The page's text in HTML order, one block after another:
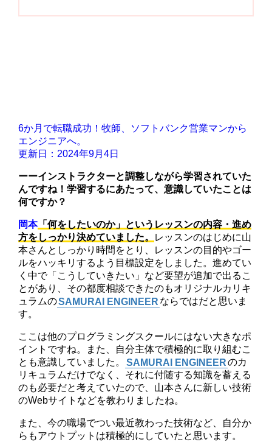
6か月で転職成功！牧師、ソフトバンク営業マンから
エンジニアへ。
更新日：2024年9月4日
ーーインストラクターと調整しながら学習されていた
んですね！学習するにあたって、意識していたことは
何ですか？
岡本「何をしたいのか」というレッスンの内容・進め
方をしっかり決めていました。 レッスンのはじめに山
本さんとしっかり時間をとり、レッスンの目的やゴー
ルをハッキリするよう目標設定をしました。進めてい
く中で「こうしていきたい」など要望が追加で出るこ
とがあり、その都度相談できたのもオリジナルカリキ
ュラムのSAMURAI ENGINEER ならではだと思いま
す。
ここは他のプログラミングスクールにはない大きなポ
イントですね。また、自分主体で積極的に取り組むこ
とも意識していました。 SAMURAI ENGINEERのカ
リキュラムだけでなく、それに付随する知識を蓄える
のも必要だと考えていたので、山本さんに新しい技術
のWebサイトなどを教わりましたね。
また、今の職場でつい最近教わった技術など、自分か
らもアウトプットは積極的にしていたと思います。